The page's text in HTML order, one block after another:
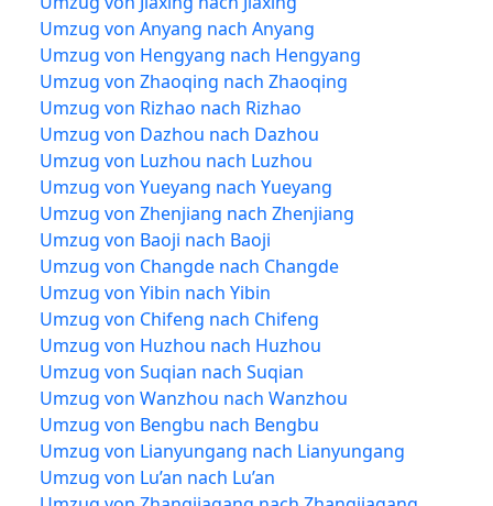
Umzug von Anyang nach Anyang
Umzug von Hengyang nach Hengyang
Umzug von Zhaoqing nach Zhaoqing
Umzug von Rizhao nach Rizhao
Umzug von Dazhou nach Dazhou
Umzug von Luzhou nach Luzhou
Umzug von Yueyang nach Yueyang
Umzug von Zhenjiang nach Zhenjiang
Umzug von Baoji nach Baoji
Umzug von Changde nach Changde
Umzug von Yibin nach Yibin
Umzug von Chifeng nach Chifeng
Umzug von Huzhou nach Huzhou
Umzug von Suqian nach Suqian
Umzug von Wanzhou nach Wanzhou
Umzug von Bengbu nach Bengbu
Umzug von Lianyungang nach Lianyungang
Umzug von Lu’an nach Lu’an